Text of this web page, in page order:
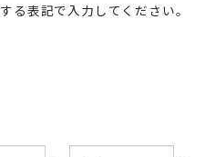
る表記で入力してください。